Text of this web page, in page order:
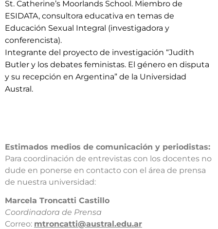
St. Catherine’s Moorlands School. Miembro de
ESIDATA, consultora educativa en temas de
Educación Sexual Integral (investigadora y
conferencista).
Integrante del proyecto de investigación “Judith
Butler y los debates feministas. El género en disputa
y su recepción en Argentina” de la Universidad
Austral.
Estimados medios de comunicación y periodistas:
Para coordinación de entrevistas con los docentes no
dude en ponerse en contacto con el área de prensa
de nuestra universidad:​
​Marcela Troncatti Castillo​
Coordinadora de Prensa​
Correo: mtroncatti@austral.edu.ar​